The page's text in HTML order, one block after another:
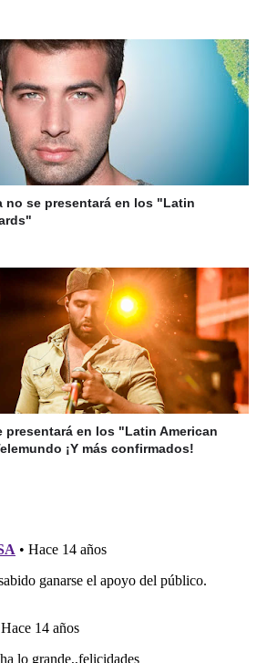
no se presentará en los "Latin
presentará en los "Latin American
¡Y más confirmados!